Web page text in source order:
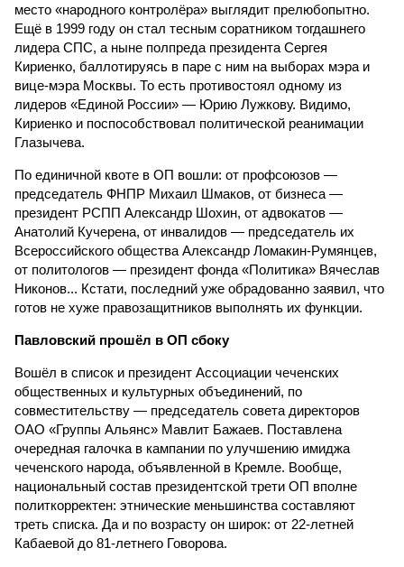
место «народного контролёра» выглядит прелюбопытно.
Ещё в 1999 году он стал тесным соратником тогдашнего
лидера СПС, а ныне полпреда президента Сергея
Кириенко, баллотируясь в паре с ним на выборах мэра и
вице-мэра Москвы. То есть противостоял одному из
лидеров «Единой России» — Юрию Лужкову. Видимо,
Кириенко и поспособствовал политической реанимации
Глазычева.
По единичной квоте в ОП вошли: от профсоюзов —
председатель ФНПР Михаил Шмаков, от бизнеса —
президент РСПП Александр Шохин, от адвокатов —
Анатолий Кучерена, от инвалидов — председатель их
Всероссийского общества Александр Ломакин-Румянцев,
от политологов — президент фонда «Политика» Вячеслав
Никонов... Кстати, последний уже обрадованно заявил, что
готов не хуже правозащитников выполнять их функции.
Павловский прошёл в ОП сбоку
Вошёл в список и президент Ассоциации чеченских
общественных и культурных объединений, по
совместительству — председатель совета директоров
ОАО «Группы Альянс» Мавлит Бажаев. Поставлена
очередная галочка в кампании по улучшению имиджа
чеченского народа, объявленной в Кремле. Вообще,
национальный состав президентской трети ОП вполне
политкорректен: этнические меньшинства составляют
треть списка. Да и по возрасту он широк: от 22-летней
Кабаевой до 81-летнего Говорова.